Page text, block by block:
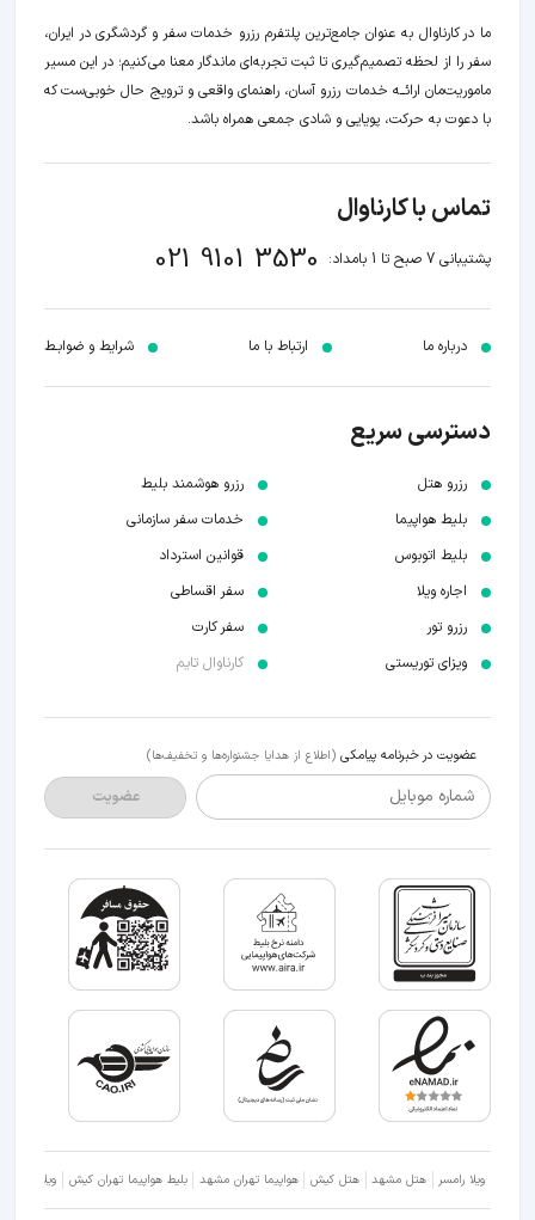
ما در کارناوال به عنوان جامع‌ترین پلتفرم رزرو خدمات سفر و گردشگری در ایران،
سفر را از لحظه‌ تصمیم‌گیری تا ثبت تجربه‌ای ماندگار معنا می‌کنیم؛ در این مسیر‍
ماموریت‌مان اراﺋــﻪ خدمات رزرو آسان، راهنمای واقعی و ترویج حال خوبی‌ست که
با دعوت به حرکت، پویایی و شادی جمعی همراه باشد.
تماس با کارناوال
پشتیبانی 7 صبح تا 1 بامداد: 021 9101 3530
درباره ما ارتباط با ما شرایط و ضوابـط
دسترسی سریع
رزرو هتل
بلیط هواپیما
بلیط اتوبوس
اجاره ویلا
رزرو تور
ویزای توریستی
رزرو هوشمند بلیط
خدمات سفر سازمانی
قوانین استرداد
سفر اقساطی
سفر کارت
کارناوال تایم
عضویت در خبرنامه پیامکی (اطلاع از هدایا جشنواره‌ها و تخفیف‌ها)
شماره موبایل عضویت
ویلا رامسر هتل مشهد هتل کیش هواپیما تهران مشهد بلیط هواپیما تهران کیش ویلا شمال